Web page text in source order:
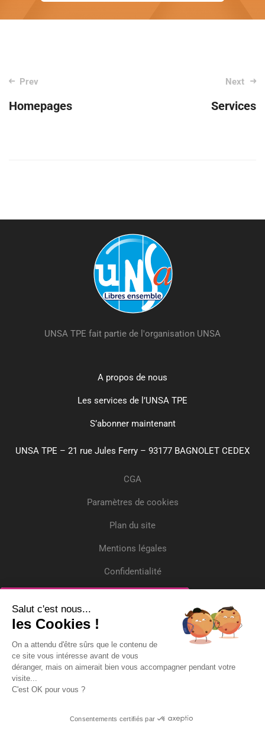
questions/réponses par mois !
Adresse Email*
Post
navigation
Prev
Homepages
Next
Services
UNSA TPE fait partie de l'organisation UNSA
A propos de nous
Les services de l’UNSA TPE
S’abonner maintenant
UNSA TPE – 21 rue Jules Ferry – 93177 BAGNOLET CEDEX
CGA
Paramètres de cookies
Plan du site
Mentions légales
Confidentialité
Salut c'est nous...
les Cookies !
On a attendu d'être sûrs que le contenu de
ce site vous intéresse avant de vous
déranger, mais on aimerait bien vous accompagner pendant votre
visite...
C'est OK pour vous ?
Consentements certifiés par